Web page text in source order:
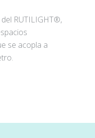
RUTILIGHT®,
se acopla a